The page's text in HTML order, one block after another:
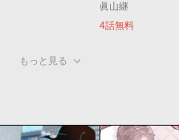
眞山継
4話無料
もっと見る